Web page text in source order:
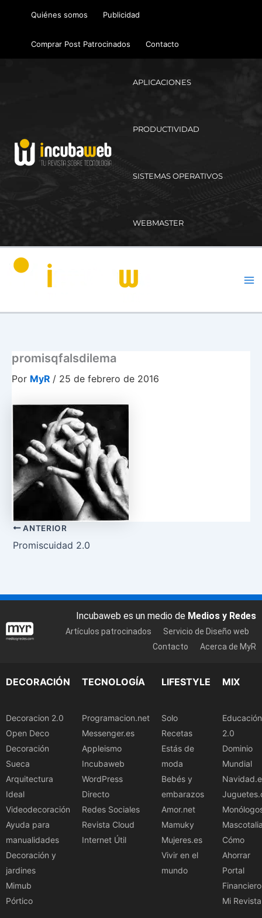
Quiénes somos Publicidad
Comprar Post Patrocinados Contacto
APLICACIONES
PRODUCTIVIDAD
SISTEMAS OPERATIVOS
WEBMASTER
promisqfalsdilema
Por MyR / 25 de febrero de 2016
ANTERIOR
Promiscuidad 2.0
Incubaweb es un medio de Medios y Redes
Artículos patrocinados
Servicio de Diseño web
Contacto
Acerca de MyR
DECORACIÓN
Decoracion 2.0
Open Deco
Decoración
Sueca
Arquitectura
Ideal
Videodecoración
Ayuda para
manualidades
Decoración y
jardines
Mimub
Pórtico
TECNOLOGÍA
Programacion.net
Messenger.es
Appleismo
Incubaweb
WordPress
Directo
Redes Sociales
Revista Cloud
Internet Útil
LIFESTYLE
Solo
Recetas
Estás de
moda
Bebés y
embarazos
Amor.net
Mamuky
Mujeres.es
Vivir en el
mundo
MIX
Educación
2.0
Dominio
Mundial
Cómo
Ahorrar
Portal
Financiero
Mi Revista